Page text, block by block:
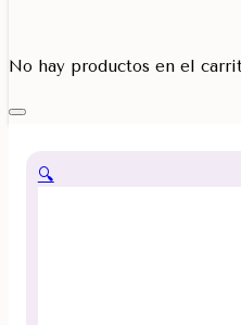
No hay productos en el
🔍